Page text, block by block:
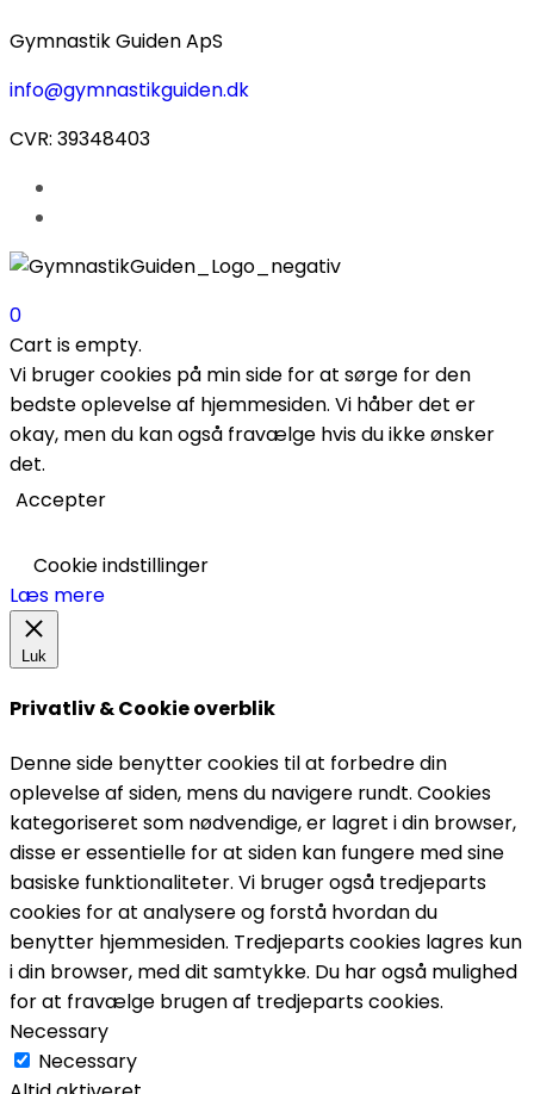
Gymnastik Guiden ApS
info@gymnastikguiden.dk
CVR: 39348403
0
Cart is empty.
Vi bruger cookies på min side for at sørge for den
bedste oplevelse af hjemmesiden. Vi håber det er
okay, men du kan også fravælge hvis du ikke ønsker
det.
Accepter
Cookie indstillinger
Læs mere
Luk
Privatliv & Cookie overblik
Denne side benytter cookies til at forbedre din
oplevelse af siden, mens du navigere rundt. Cookies
kategoriseret som nødvendige, er lagret i din browser,
disse er essentielle for at siden kan fungere med sine
basiske funktionaliteter. Vi bruger også tredjeparts
cookies for at analysere og forstå hvordan du
benytter hjemmesiden. Tredjeparts cookies lagres kun
i din browser, med dit samtykke. Du har også mulighed
for at fravælge brugen af tredjeparts cookies.
Necessary
Necessary